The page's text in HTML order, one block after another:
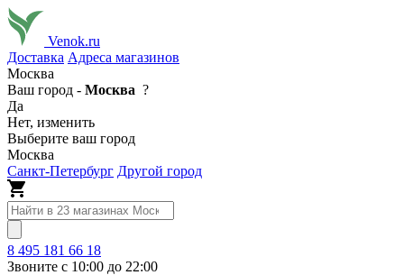
Venok.ru
Доставка Адреса магазинов
Москва
Ваш город - Москва ?
Да
Нет, изменить
Выберите ваш город
Москва
Санкт-Петербург Другой город
8 495 181 66 18
Звоните с 10:00 до 22:00